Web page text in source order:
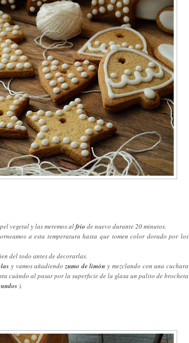
vegetal y las metemos alfrío de nuevo durante 20 minutos.
a esta temperatura hasta que tomen color dorado por los
del todo antes de decorarlas.
y vamos añadiendozumo de limón y mezclando con una cuchara
cuándo al pasar por la superficie de la glasa un palito de brocheta
).